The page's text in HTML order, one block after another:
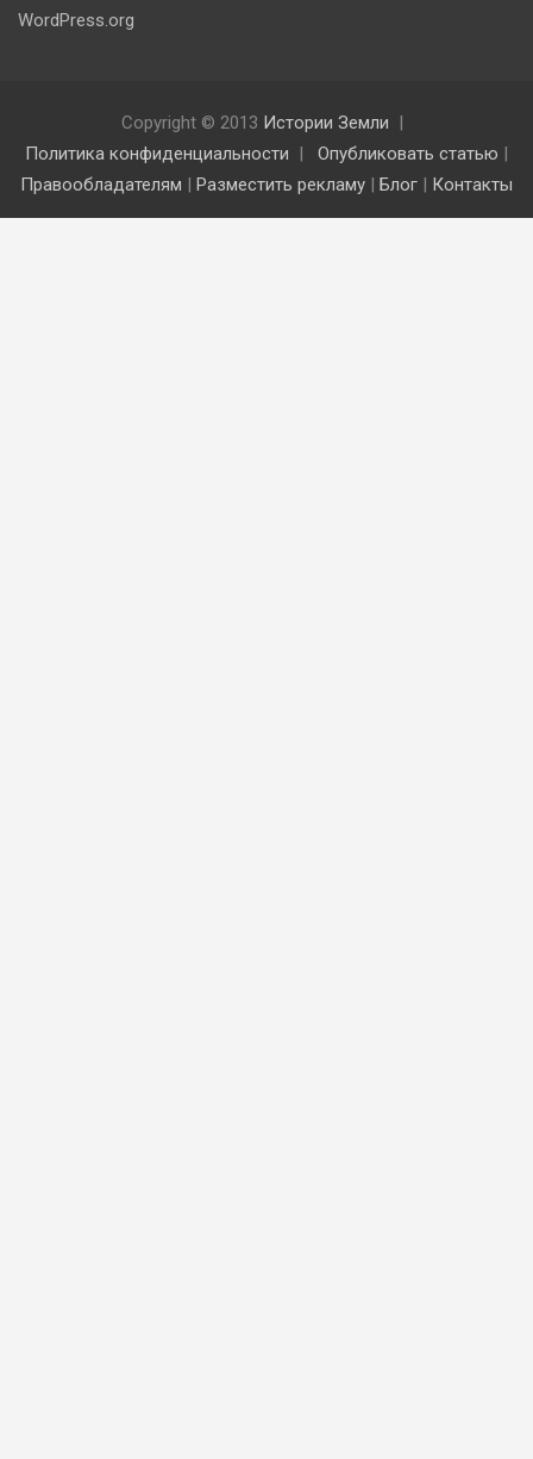
WordPress.org
Copyright © 2013 Истории Земли
Политика конфиденциальности
Опубликовать статью |
Правообладателям | Разместить рекламу | Блог | Контакты